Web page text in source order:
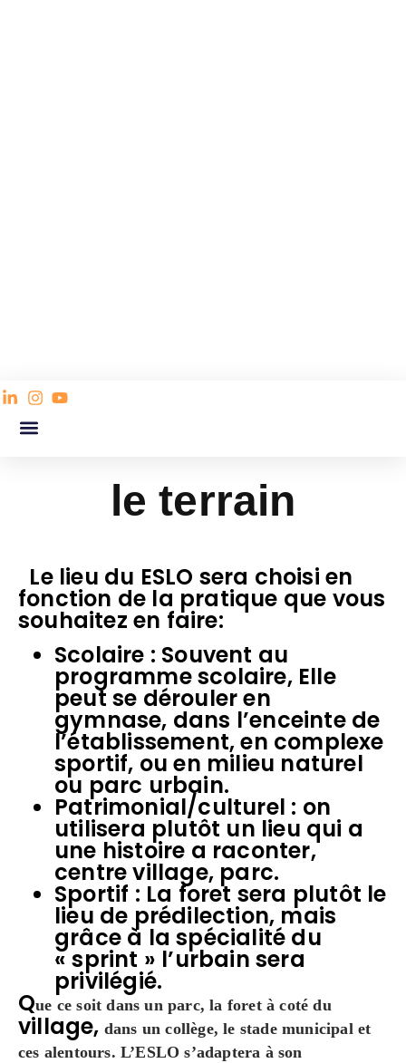
le terrain
Le lieu du ESLO sera choisi en
fonction de la pratique que vous
souhaitez en faire:
Scolaire : Souvent au
programme scolaire, Elle
peut se dérouler en
gymnase, dans l’enceinte de
l’établissement, en complexe
sportif, ou en milieu naturel
ou parc urbain.
Patrimonial/culturel : on
utilisera plutôt un lieu qui a
une histoire a raconter,
centre village, parc.
Sportif : La foret sera plutôt le
lieu de prédilection, mais
grâce à la spécialité du
« sprint » l’urbain sera
privilégié.
Que ce soit dans un parc, la foret à coté du
village, dans un collège, le stade municipal et
ces alentours. L’ESLO s’adaptera à son